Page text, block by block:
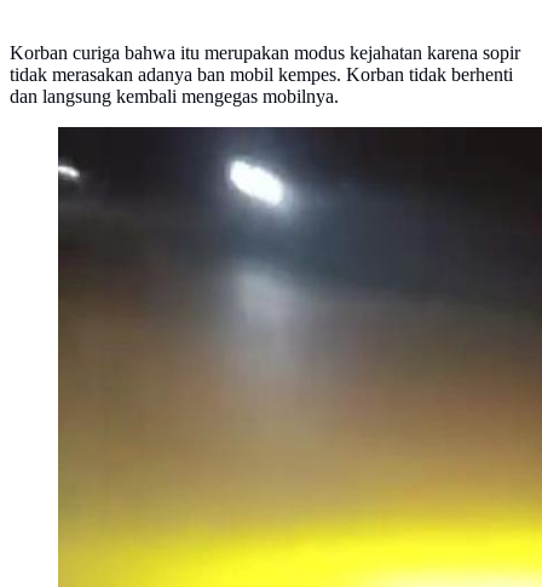
Korban curiga bahwa itu merupakan modus kejahatan karena sopir
tidak merasakan adanya ban mobil kempes. Korban tidak berhenti
dan langsung kembali mengegas mobilnya.